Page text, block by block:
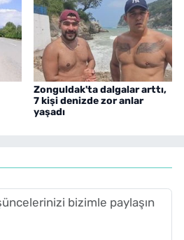
Zonguldak'ta dalgalar arttı,
7 kişi denizde zor anlar
yaşadı